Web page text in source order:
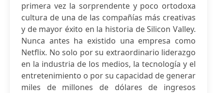
primera vez la sorprendente y poco ortodoxa
cultura de una de las compañías más creativas
y de mayor éxito en la historia de Silicon Valley.
Nunca antes ha existido una empresa como
Netflix. No solo por su extraordinario liderazgo
en la industria de los medios, la tecnología y el
entretenimiento o por su capacidad de generar
miles de millones de dólares de ingresos